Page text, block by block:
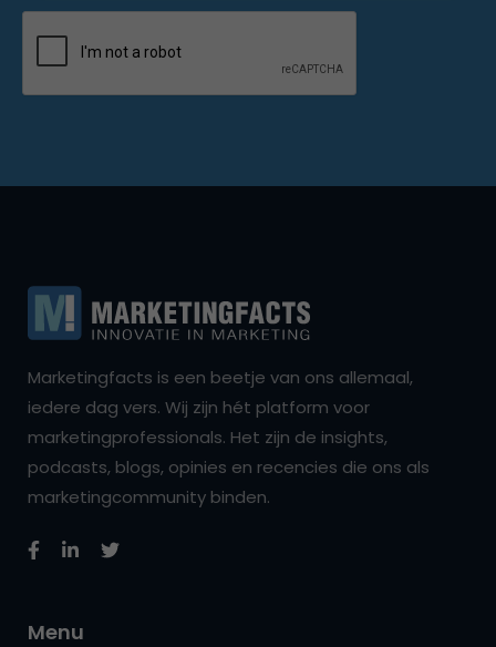
Marketingfacts is een beetje van ons allemaal,
iedere dag vers. Wij zijn hét platform voor
marketingprofessionals. Het zijn de insights,
podcasts, blogs, opinies en recencies die ons als
marketingcommunity binden.
Menu